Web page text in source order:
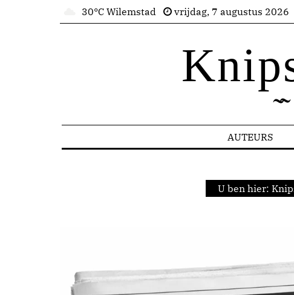
30°C Wilemstad vrijdag, 7 augustus 2026
AUTEURS
U ben hier: